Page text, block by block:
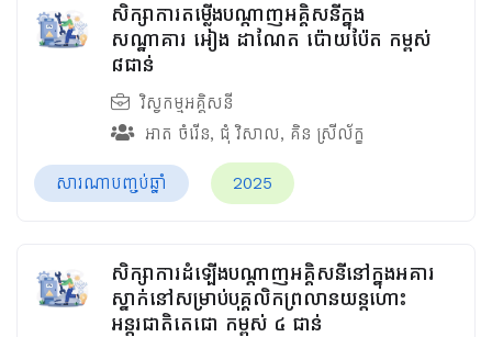
សិក្សាការតម្លើងបណ្តាញអគ្គិសនីក្នុង
សណ្ឋាគារ អៀង ដាណែត ប៉ោយប៉ែត កម្ពស់​
៨ជាន់
វិស្វកម្មអគ្គិសនី
អាត ចំរើន, ជុំ វិសាល, គិន ស្រីល័ក្ខ
សារណាបញ្ចប់ឆ្នាំ 2025
សិក្សាការដំឡើងបណ្តាញអគ្គិសនីនៅក្នុងអគារ
ស្នាក់នៅសម្រាប់បុគ្គលិកព្រលានយន្តហោះ
អន្តរជាតិតេជោ កម្ពស់ ៤ ជាន់